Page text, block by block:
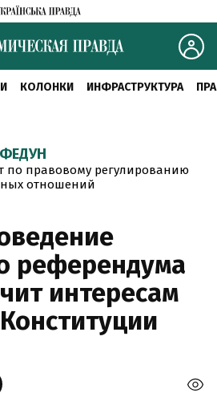
КОЛОНКИ ИНФРАСТРУКТУРА
по правовому регулированию
отношений
референдума
интересам